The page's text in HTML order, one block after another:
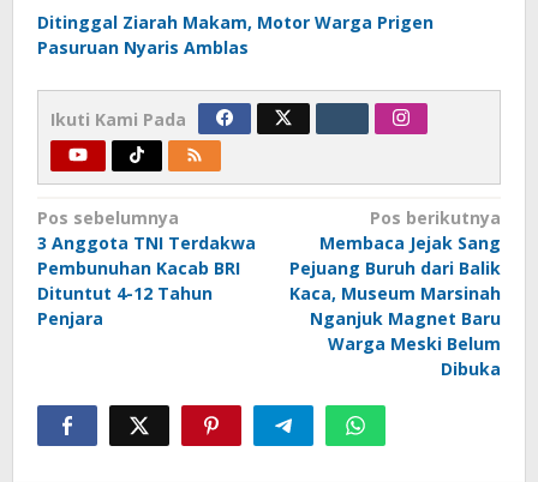
Ditinggal Ziarah Makam, Motor Warga Prigen
Pasuruan Nyaris Amblas
Ikuti Kami Pada
Navigasi
pos
Pos sebelumnya
3 Anggota TNI Terdakwa
Pembunuhan Kacab BRI
Dituntut 4-12 Tahun
Penjara
Pos berikutnya
Membaca Jejak Sang
Pejuang Buruh dari Balik
Kaca, Museum Marsinah
Nganjuk Magnet Baru
Warga Meski Belum
Dibuka